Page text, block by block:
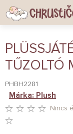
Ugrás
fő
TŰZOLTÓ
PHBH2281
Nincs
Márka: Plush